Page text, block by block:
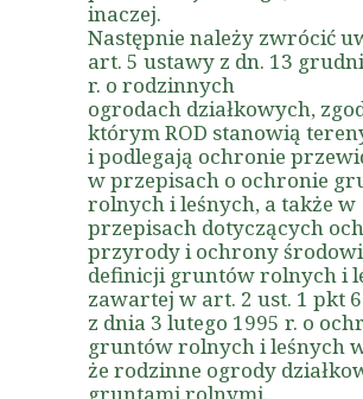
inaczej.
Następnie należy zwrócić
art. 5 ustawy z dn. 13
r. o rodzinnych
ogrodach działkowych,
którym ROD stanowią
i podlegają ochronie
w przepisach o ochronie
rolnych i leśnych, a także w
przepisach dotyczących
przyrody i ochrony
definicji gruntów rolnych i
zawartej w art. 2 ust. 1 pkt
z dnia 3 lutego 1995 r. o
gruntów rolnych i leśnych
że rodzinne ogrody